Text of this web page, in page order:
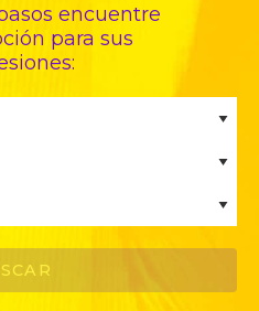
encuentre
para sus